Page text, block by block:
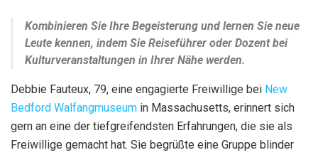
Kombinieren Sie Ihre Begeisterung und lernen Sie neue
Leute kennen, indem Sie Reiseführer oder Dozent bei
Kulturveranstaltungen in Ihrer Nähe werden.
Debbie Fauteux, 79, eine engagierte Freiwillige bei New
Bedford Walfangmuseum in Massachusetts, erinnert sich
gern an eine der tiefgreifendsten Erfahrungen, die sie als
Freiwillige gemacht hat. Sie begrüßte eine Gruppe blinder